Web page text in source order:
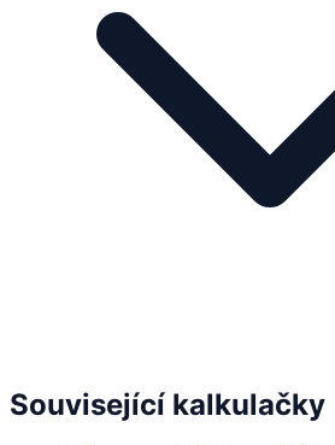
Související kalkulačky